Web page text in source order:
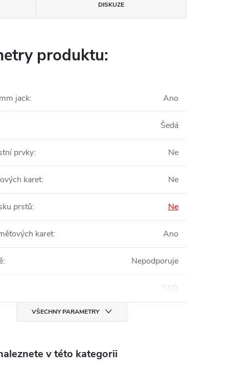
DISKUZE
produktu:
jack: Ano
Šedá
prvky: Ne
karet: Ne
prstů: Ne
karet: Ano
: Nepodporuje
SSD
VŠECHNY PARAMETRY
v této kategorii